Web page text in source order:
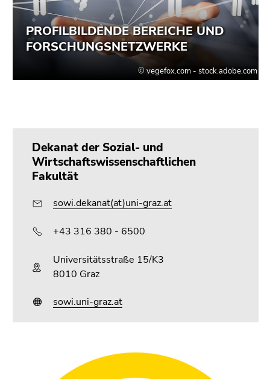
Dekanat der Sozial- und
Wirtschaftswissenschaftlichen
Fakultät
sowi.dekanat(at)uni-graz.at
+43 316 380 - 6500
Universitätsstraße 15/K3
8010 Graz
sowi.uni-graz.at